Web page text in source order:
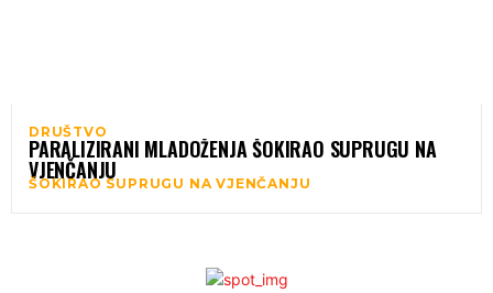
DRUŠTVO
PARALIZIRANI MLADOŽENJA ŠOKIRAO SUPRUGU NA
VJENČANJU
ŠOKIRAO SUPRUGU NA VJENČANJU